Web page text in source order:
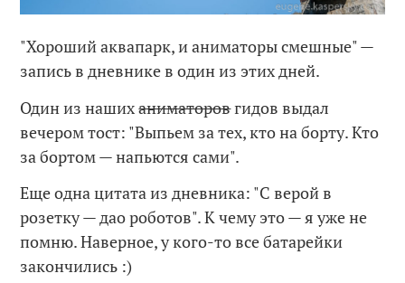
"Хороший аквапарк, и аниматоры смешные" —
запись в дневнике в один из этих дней.
Один из нашиханиматоровгидов выдал
вечером тост: "Выпьем за тех, кто на борту. Кто
за бортом — напьются сами".
Еще одна цитата из дневника: "С верой в
розетку — дао роботов". К чему это — я уже не
помню. Наверное, у кого-то все батарейки
закончились :)